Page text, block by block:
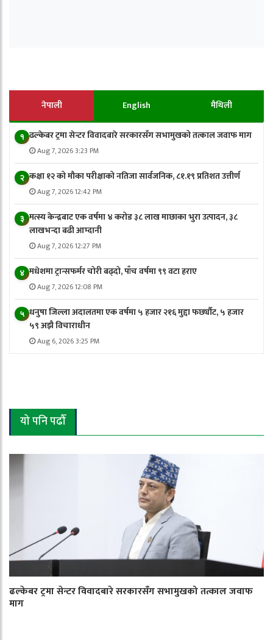
नेपाली English मैथिली
१ ढल्केबर ट्रमा सेन्टर विवादबारे सरकारसँग सभामुखको तत्काल जवाफ माग
Aug 7, 2026 3:23 PM
२ कक्षा १२ को मौका परीक्षाको नतिजा सार्वजनिक, ८१.१९ प्रतिशत उत्तीर्ण
Aug 7, 2026 12:42 PM
३ मत्स्य केन्द्रबाट एक वर्षमा ४ करोड ३८ लाख माछाका भुरा उत्पादन, ३८
लाखभन्दा बढी आम्दानी
Aug 7, 2026 12:27 PM
४ मधेशमा ट्रान्सफर्मर चोरी बढ्दो, पाँच वर्षमा ९९ वटा हराए
Aug 7, 2026 12:08 PM
५ धनुषा जिल्ला अदालतमा एक वर्षमा ५ हजार २१६ मुद्दा फर्छ्यौट, ५ हजार
५९ अझै विचाराधीन
Aug 6, 2026 3:25 PM
यो पनि पढौँ
ढल्केबर ट्रमा सेन्टर विवादबारे सरकारसँग सभामुखको तत्काल जवाफ
माग